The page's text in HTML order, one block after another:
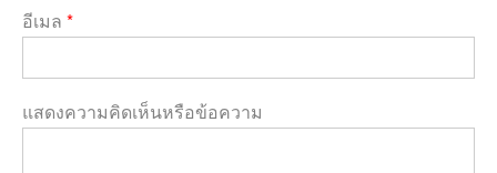
อีเมล *
แสดงความคิดเห็นหรือข้อความ